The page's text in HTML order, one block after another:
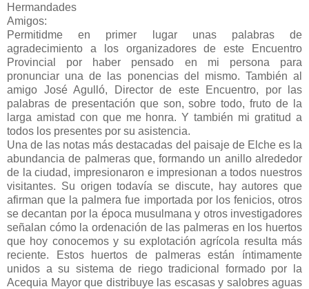
Hermandades
Amigos:
Permitidme en primer lugar unas palabras de
agradecimiento a los organizadores de este Encuentro
Provincial por haber pensado en mi persona para
pronunciar una de las ponencias del mismo. También al
amigo José Agulló, Director de este Encuentro, por las
palabras de presentación que son, sobre todo, fruto de la
larga amistad con que me honra. Y también mi gratitud a
todos los presentes por su asistencia.
Una de las notas más destacadas del paisaje de Elche es la
abundancia de palmeras que, formando un anillo alrededor
de la ciudad, impresionaron e impresionan a todos nuestros
visitantes. Su origen todavía se discute, hay autores que
afirman que la palmera fue importada por los fenicios, otros
se decantan por la época musulmana y otros investigadores
señalan cómo la ordenación de las palmeras en los huertos
que hoy conocemos y su explotación agrícola resulta más
reciente. Estos huertos de palmeras están íntimamente
unidos a su sistema de riego tradicional formado por la
Acequia Mayor que distribuye las escasas y salobres aguas